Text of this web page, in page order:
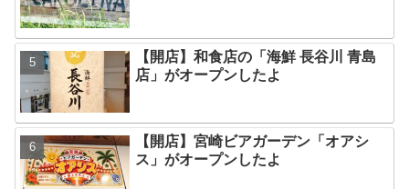
【開店】和食店の「海鮮 長谷川 青島
店」がオープンしたよ
【開店】宮崎ビアガーデン「オアシ
ス」がオープンしたよ